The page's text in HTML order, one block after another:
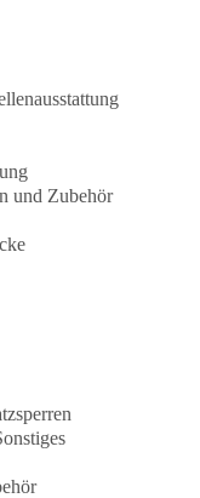
und Zubehör